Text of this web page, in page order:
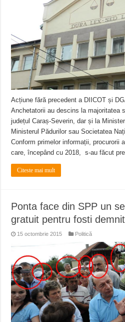
Acțiune fără precedent a DIICOT și
Anchetatorii au descins la majoritatea
județul Caraș-Severin, dar și la
Ministerul Pădurilor sau Societatea
Conform primelor informații, procurorii
care, începând cu 2018, s-au făcut
Citeste mai mult
Ponta face din SPP un
gratuit pentru fosti
15 octombrie 2015 Politică